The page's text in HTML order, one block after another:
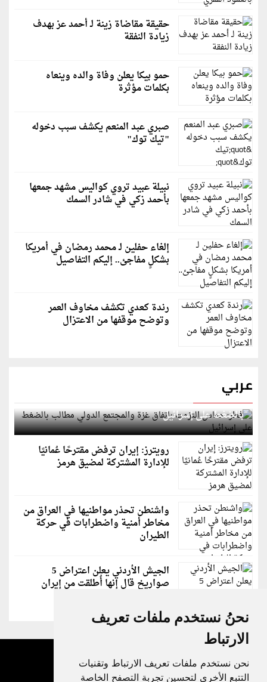
نحنُ نستخدم ملفات تعريف
الارتباط
نحن نستخدم ملفات تعريف الارتباط وتقنيات
التتبع الأخرى لتحسين تجربة التصفح الخاصة
حقيقة مقاضاة زينة لـ أحمد عز بهدف
زيادة النفقة
حمو بيكا يعلن وفاة والده وينعاه
بكلمات مؤثرة
صبري عبد المنعم يكشف سبب دخوله
"تيك توك"
نبيلة عبيد تروي كواليس مشهد جمعها
بأحمد زكي في شادر السمك
إلغاء حفلين لـ محمد رمضان في أمريكا
بشكلٍ مفاجئ.. إليكم التفاصيل
رندة كعدي تكشف مخاوف العمر
وتوضح موقفها من الاعتزال
عربي
قطر: حماس التزمت باتفاق غزة والمجتمع الدولي مطالب
بالضغط على إسرائيل
رويترز: إيران ترفض مقترحًا عُمانيًا
للإدارة المشتركة لمضيق هرمز
واشنطن تحذر مواطنيها في العراق من
مخاطر أمنية واضطرابات في حركة
الطيران
الجيش الأردني يعلن اعتراض 5
صواريخ قال إنها أُطلقت من إيران